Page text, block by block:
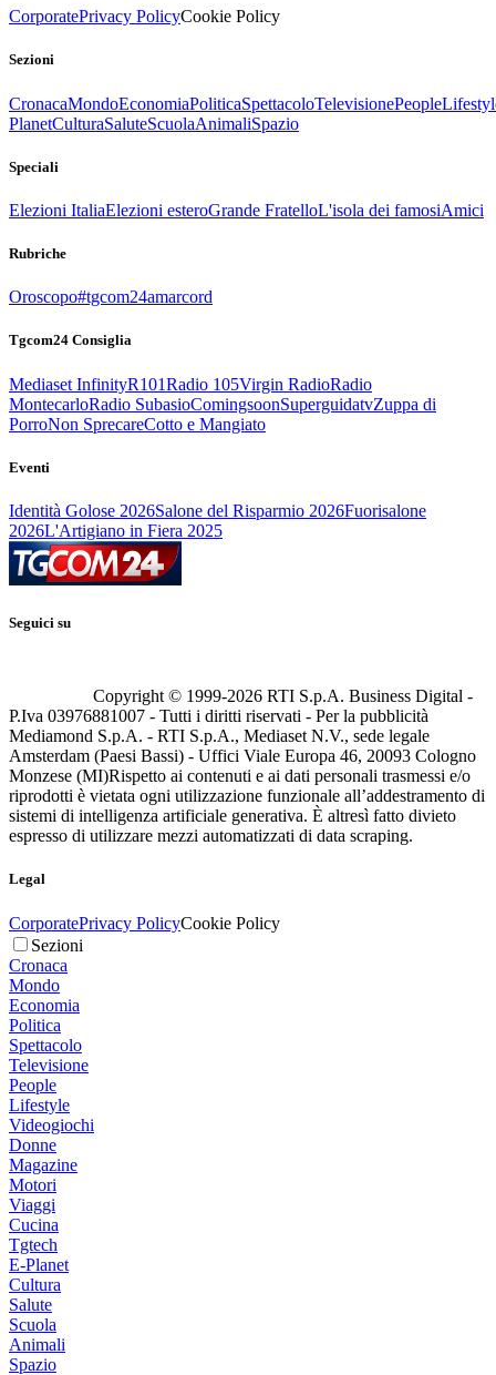
CorporatePrivacy PolicyCookie Policy
Sezioni
CronacaMondoEconomiaPoliticaSpettacoloTelevisionePeople
PlanetCulturaSaluteScuolaAnimaliSpazio
Speciali
Elezioni ItaliaElezioni esteroGrande FratelloL'isola dei famosiAmici
Rubriche
Oroscopo#tgcom24amarcord
Tgcom24 Consiglia
Mediaset InfinityR101Radio 105Virgin RadioRadio
MontecarloRadio SubasioComingsoonSuperguidatvZuppa di
PorroNon SprecareCotto e Mangiato
Eventi
Identità Golose 2026Salone del Risparmio 2026Fuorisalone
2026L'Artigiano in Fiera 2025
Seguici su
Copyright © 1999-2026 RTI S.p.A. Business Digital -
P.Iva 03976881007 - Tutti i diritti riservati - Per la pubblicità
Mediamond S.p.A. - RTI S.p.A., Mediaset N.V., sede legale
Amsterdam (Paesi Bassi) - Uffici Viale Europa 46, 20093 Cologno
Monzese (MI)Rispetto ai contenuti e ai dati personali trasmessi e/o
riprodotti è vietata ogni utilizzazione funzionale all’addestramento di
sistemi di intelligenza artificiale generativa. È altresì fatto divieto
espresso di utilizzare mezzi automatizzati di data scraping.
Legal
CorporatePrivacy PolicyCookie Policy
Sezioni
Cronaca
Mondo
Economia
Politica
Spettacolo
Televisione
People
Lifestyle
Videogiochi
Donne
Magazine
Motori
Viaggi
Cucina
Tgtech
E-Planet
Cultura
Salute
Scuola
Animali
Spazio